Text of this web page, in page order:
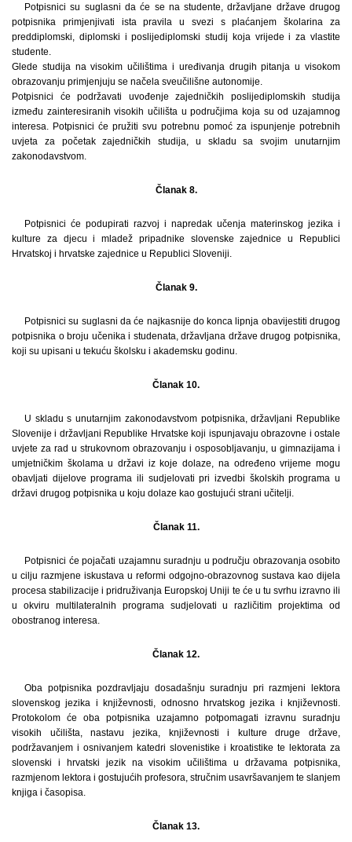
Potpisnici su suglasni da će se na studente, državljane države drugog
potpisnika primjenjivati ista pravila u svezi s plaćanjem školarina za
preddiplomski, diplomski i poslijediplomski studij koja vrijede i za vlastite
studente.
Glede studija na visokim učilištima i uređivanja drugih pitanja u visokom
obrazovanju primjenjuju se načela sveučilišne autonomije.
Potpisnici će podržavati uvođenje zajedničkih poslijediplomskih studija
između zainteresiranih visokih učilišta u područjima koja su od uzajamnog
interesa. Potpisnici će pružiti svu potrebnu pomoć za ispunjenje potrebnih
uvjeta za početak zajedničkih studija, u skladu sa svojim unutarnjim
zakonodavstvom.
Članak 8.
Potpisnici će podupirati razvoj i napredak učenja materinskog jezika i
kulture za djecu i mladež pripadnike slovenske zajednice u Republici
Hrvatskoj i hrvatske zajednice u Republici Sloveniji.
Članak 9.
Potpisnici su suglasni da će najkasnije do konca lipnja obavijestiti drugog
potpisnika o broju učenika i studenata, državljana države drugog potpisnika,
koji su upisani u tekuću školsku i akademsku godinu.
Članak 10.
U skladu s unutarnjim zakonodavstvom potpisnika, državljani Republike
Slovenije i državljani Republike Hrvatske koji ispunjavaju obrazovne i ostale
uvjete za rad u strukovnom obrazovanju i osposobljavanju, u gimnazijama i
umjetničkim školama u državi iz koje dolaze, na određeno vrijeme mogu
obavljati dijelove programa ili sudjelovati pri izvedbi školskih programa u
državi drugog potpisnika u koju dolaze kao gostujući strani učitelji.
Članak 11.
Potpisnici će pojačati uzajamnu suradnju u području obrazovanja osobito
u cilju razmjene iskustava u reformi odgojno-obrazovnog sustava kao dijela
procesa stabilizacije i pridruživanja Europskoj Uniji te će u tu svrhu izravno ili
u okviru multilateralnih programa sudjelovati u različitim projektima od
obostranog interesa.
Članak 12.
Oba potpisnika pozdravljaju dosadašnju suradnju pri razmjeni lektora
slovenskog jezika i književnosti, odnosno hrvatskog jezika i književnosti.
Protokolom će oba potpisnika uzajamno potpomagati izravnu suradnju
visokih učilišta, nastavu jezika, književnosti i kulture druge države,
podržavanjem i osnivanjem katedri slovenistike i kroatistike te lektorata za
slovenski i hrvatski jezik na visokim učilištima u državama potpisnika,
razmjenom lektora i gostujućih profesora, stručnim usavršavanjem te slanjem
knjiga i časopisa.
Članak 13.